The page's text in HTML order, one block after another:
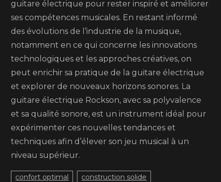
guitare électrique pour rester inspiré et améliorer
ses compétences musicales. En restant informé
des évolutions de l’industrie de la musique,
notamment en ce qui concerne les innovations
technologiques et les approches créatives, on
peut enrichir sa pratique de la guitare électrique
et explorer de nouveaux horizons sonores. La
guitare électrique Rockson, avec sa polyvalence
et sa qualité sonore, est un instrument idéal pour
expérimenter ces nouvelles tendances et
techniques afin d’élever son jeu musical à un
niveau supérieur.
confort optimal construction solide